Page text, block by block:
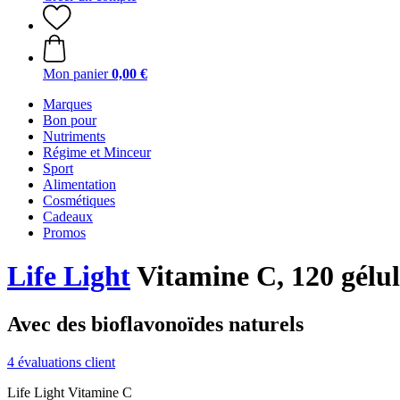
Mon panier 0,00 €
Marques
Bon pour
Nutriments
Régime et Minceur
Sport
Alimentation
Cosmétiques
Cadeaux
Promos
Life LightVitamine C, 120
Avec des bioflavonoïdes naturels
4 évaluations client
Life Light Vitamine C